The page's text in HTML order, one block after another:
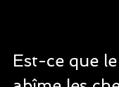
Est-ce que